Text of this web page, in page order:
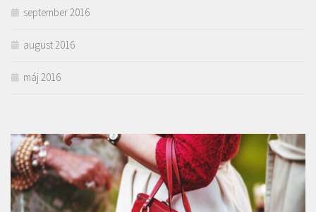
september 2016
august 2016
máj 2016